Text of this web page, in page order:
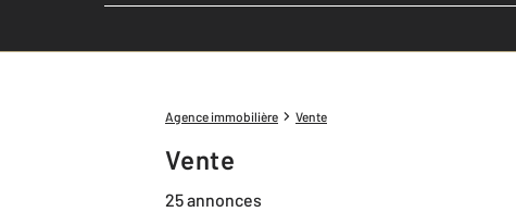
Agence immobilière Vente
Vente
25 annonces